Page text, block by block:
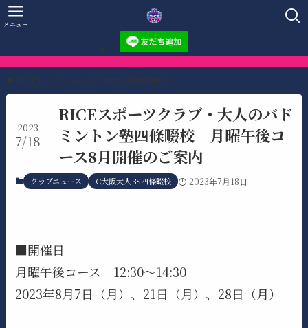
メニュー
HOME クラブニュース C大阪大人BS四條畷校
RICEスポーツクラブ・大人のバド
ミントン塾四條畷校 月曜午後コ
ース8月開催のご案内
2023
7/18
クラブニュース C大阪大人BS四條畷校 2023年7月18日
■開催日
月曜午後コース 12:30～14:30
2023年8月7日（月）、21日（月）、28日（月）